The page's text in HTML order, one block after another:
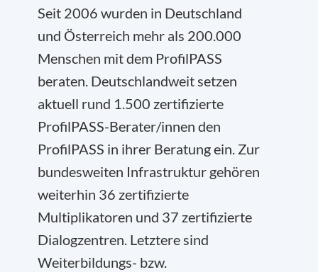
Seit 2006 wurden in Deutschland
und Österreich mehr als 200.000
Menschen mit dem ProfilPASS
beraten. Deutschlandweit setzen
aktuell rund 1.500 zertifizierte
ProfilPASS-Berater/innen den
ProfilPASS in ihrer Beratung ein. Zur
bundesweiten Infrastruktur gehören
weiterhin 36 zertifizierte
Multiplikatoren und 37 zertifizierte
Dialogzentren. Letztere sind
Weiterbildungs- bzw.